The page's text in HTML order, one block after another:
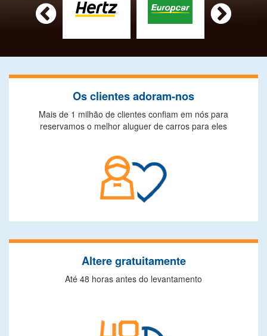
 
Os clientes adoram-nos
Mais de 1 milhão de clientes confiam em nós para
reservamos o melhor aluguer de carros para eles
Altere gratuitamente
Até 48 horas antes do levantamento